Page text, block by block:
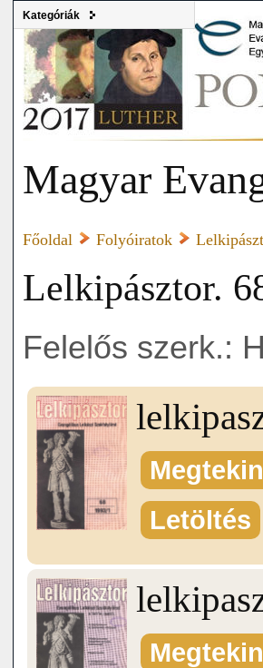
Kategóriák
Magyar
Főoldal Folyóiratok
Lelkipásztor.
Felelős szerk.:
Letöltés